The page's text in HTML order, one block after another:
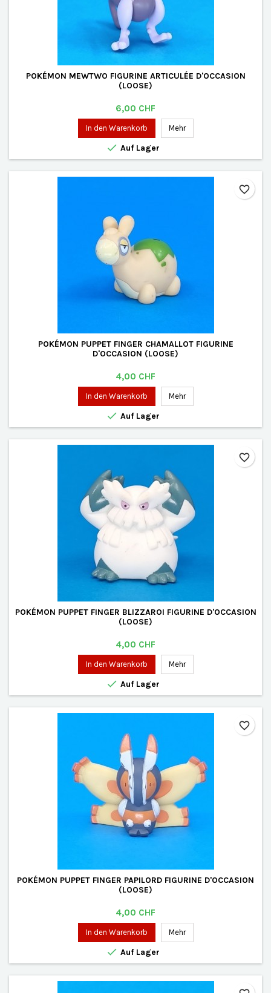
POKÉMON MEWTWO FIGURINE ARTICULÉE D'OCCASION
(LOOSE)
Preis
6,00 CHF
In den Warenkorb Mehr
 Auf Lager
POKÉMON PUPPET FINGER CHAMALLOT FIGURINE
D'OCCASION (LOOSE)
Preis
4,00 CHF
In den Warenkorb Mehr
 Auf Lager
favorite_border
POKÉMON PUPPET FINGER BLIZZAROI FIGURINE D'OCCASION
(LOOSE)
Preis
4,00 CHF
In den Warenkorb Mehr
 Auf Lager
favorite_border
POKÉMON PUPPET FINGER PAPILORD FIGURINE D'OCCASION
(LOOSE)
Preis
4,00 CHF
In den Warenkorb Mehr
 Auf Lager
favorite_border